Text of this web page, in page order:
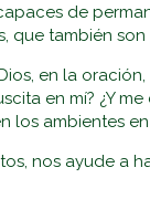
de
que también
en la
en mí? ¿Y
los ambientes
nos ayude a